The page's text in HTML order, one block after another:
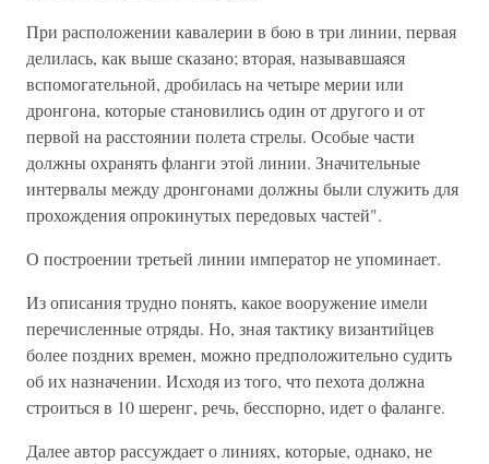
При расположении кавалерии в бою в три линии, первая
делилась, как выше сказано; вторая, называвшаяся
вспомогательной, дробилась на четыре мерии или
дронгона, которые становились один от другого и от
первой на расстоянии полета стрелы. Особые части
должны охранять фланги этой линии. Значительные
интервалы между дронгонами должны были служить для
прохождения опрокинутых передовых частей".
О построении третьей линии император не упоминает.
Из описания трудно понять, какое вооружение имели
перечисленные отряды. Но, зная тактику византийцев
более поздних времен, можно предположительно судить
об их назначении. Исходя из того, что пехота должна
строиться в 10 шеренг, речь, бесспорно, идет о фаланге.
Далее автор рассуждает о линиях, которые, однако, не